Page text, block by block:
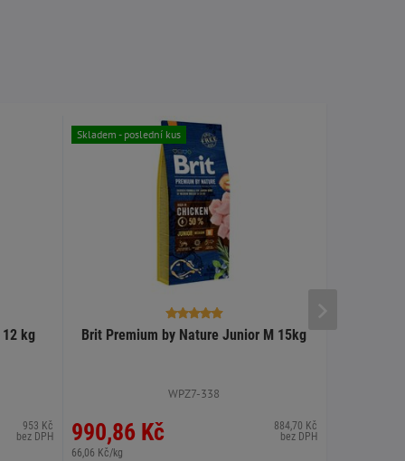
kg
953 Kč
bez DPH
Brit Premium by Nature Junior M 15kg
WPZ7-338
990,86 Kč
66,06 Kč/kg
884,70 Kč
bez DPH
Skladem - poslední kus